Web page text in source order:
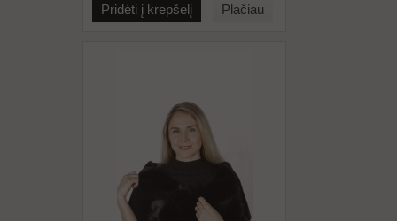
Pridėti į krepšelį Plačiau